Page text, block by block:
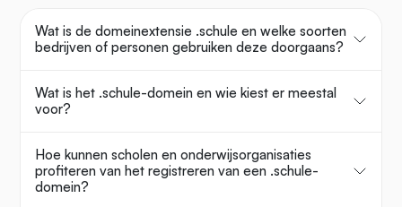
Wat is de domeinextensie .schule en welke soorten
bedrijven of personen gebruiken deze doorgaans?
Wat is het .schule-domein en wie kiest er meestal
voor?
Hoe kunnen scholen en onderwijsorganisaties
profiteren van het registreren van een .schule-
domein?